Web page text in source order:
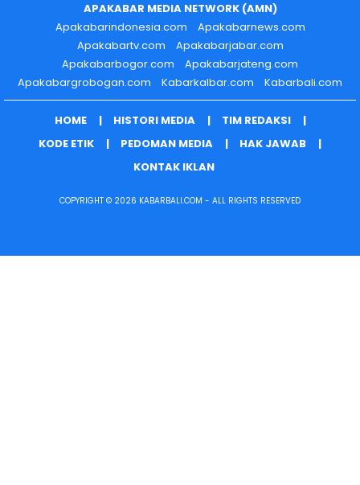
APAKABAR MEDIA NETWORK (AMN)
Apakabarindonesia.com
Apakabarnews.com
Apakabartv.com
Apakabarjabar.com
Apakabarbogor.com
Apakabarjateng.com
Apakabargrobogan.com
Kabarkalbar.com Kabarbali.com
HOME HISTORI MEDIA
TIM REDAKSI
KODE ETIK
PEDOMAN MEDIA
HAK JAWAB
KONTAK IKLAN
COPYRIGHT © 2026 KABARBALI.COM - ALL RIGHTS RESERVED